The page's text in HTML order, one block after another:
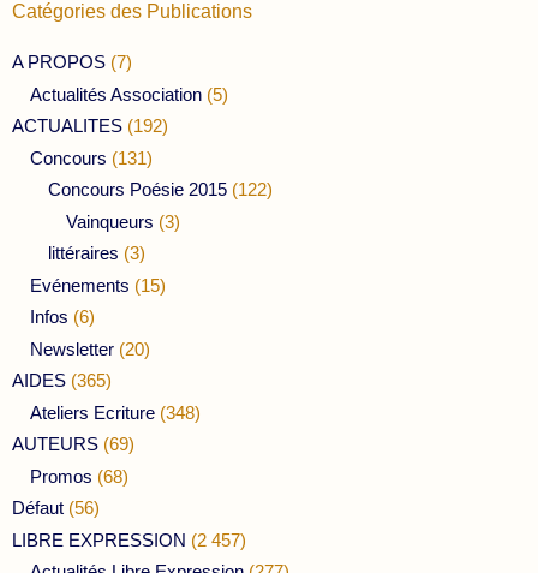
Catégories des Publications
A PROPOS (7)
Actualités Association (5)
ACTUALITES (192)
Concours (131)
Concours Poésie 2015 (122)
Vainqueurs (3)
littéraires (3)
Evénements (15)
Infos (6)
Newsletter (20)
AIDES (365)
Ateliers Ecriture (348)
AUTEURS (69)
Promos (68)
Défaut (56)
LIBRE EXPRESSION (2 457)